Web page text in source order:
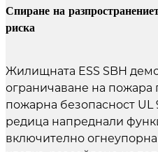
Спиране на
риска
Жилищната ESS SBH
ограничаване на пожара
пожарна безопасност UL
редица напреднали
включително